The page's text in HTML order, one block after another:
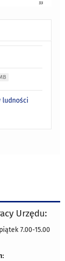
ludności
Urzędu:
7.00-15.00